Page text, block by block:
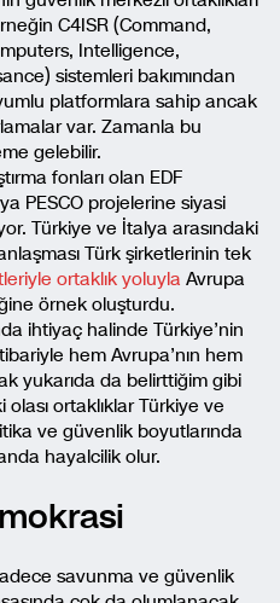
C4ISR (Command,
Intelligence,
sistemleri bakımından
platformlara sahip ancak
var. Zamanla bu
gelebilir.
fonları olan EDF
PESCO projelerine siyasi
Türkiye ve İtalya arasındaki
Türk şirketlerinin tek
ortaklık yoluyla Avrupa
örnek oluşturdu.
ihtiyaç halinde Türkiye’nin
hem Avrupa’nın hem
yukarıda da belirttiğim gibi
ortaklıklar Türkiye ve
ve güvenlik boyutlarında
hayalcilik olur.
savunma ve güvenlik